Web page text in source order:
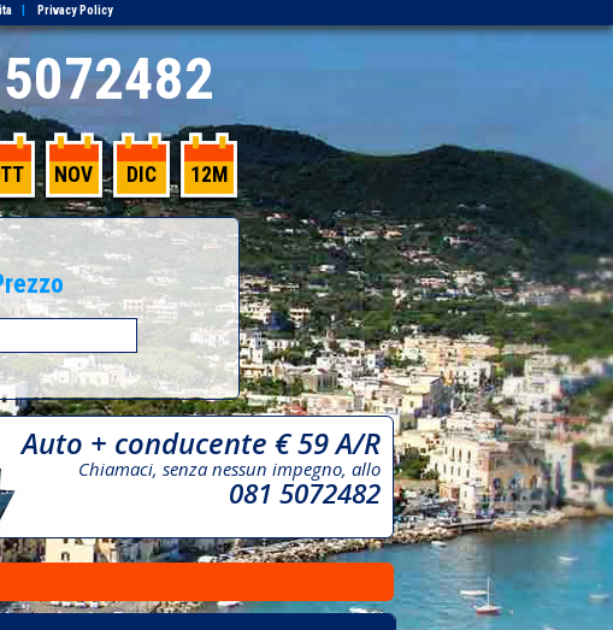
| Privacy Policy
NOV DIC 12M
Auto + conducente € 59 A/R
Chiamaci, senza nessun impegno, allo
081 5072482